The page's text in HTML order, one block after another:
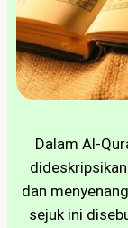
Dalam Al-
dan
sejuk ini